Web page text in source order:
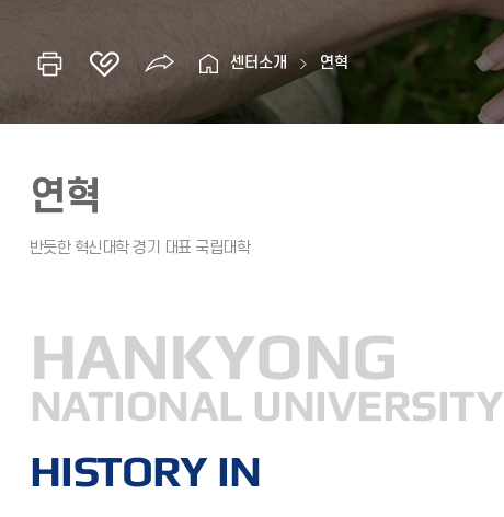
센터소개 연혁
연혁
HANKYONG
NATIONAL UNIVERSITY
HISTORY IN